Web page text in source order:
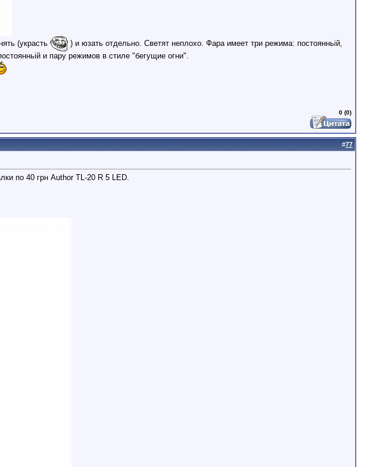
(украсть
) и юзать отдельно. Светят неплохо. Фара имеет три режима: постоянньій,
и пару режимов в стиле "бегущие огни".
0 (0)
#77
по 40 грн Author TL-20 R 5 LED.